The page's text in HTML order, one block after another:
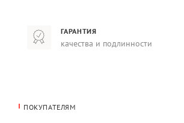
ГАРАНТИЯ
качества и подлинности
ПОКУПАТЕЛЯМ